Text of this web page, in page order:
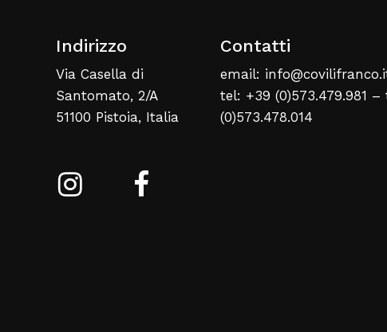
Indirizzo
Via Casella di
Santomato, 2/A
51100 Pistoia, Italia
Contatti
email:
tel: +39 (0)573.479.981 –
(0)573.478.014